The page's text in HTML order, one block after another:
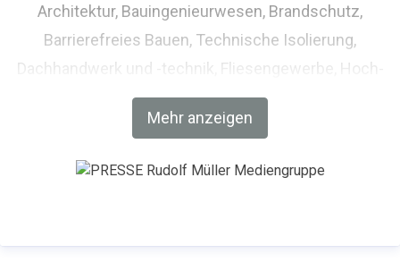
Architektur, Bauingenieurwesen, Brandschutz,
Barrierefreies Bauen, Technische Isolierung,
Dachhandwerk und -technik, Fliesengewerbe, Hoch-
und Tiefbau, Holzbau und Zimmerhandwerk,
Immobilien, Metallbau und Feinwerktechnik,
Baustoffhandel. Die Mediengruppe, die heute aus
Mehr anzeigen